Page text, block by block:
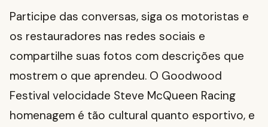
Participe das conversas, siga os motoristas e
os restauradores nas redes sociais e
compartilhe suas fotos com descrições que
mostrem o que aprendeu. O Goodwood
Festival velocidade Steve McQueen Racing
homenagem é tão cultural quanto esportivo, e